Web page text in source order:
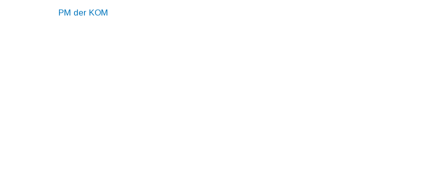
PM der KOM